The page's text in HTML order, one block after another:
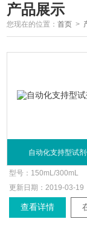
产品展示
您现在的位置：首页 >
自动化支持型试
型号： 150mL/300mL
更新日期： 2019-03-19
查看详情